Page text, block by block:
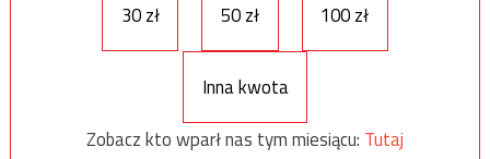
30 zł 50 zł 100 zł
Inna kwota
Zobacz kto wparł nas tym miesiącu: Tutaj